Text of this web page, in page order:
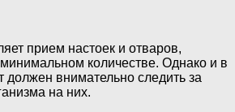
прием настоек и отваров,
количестве. Однако и в
должен внимательно следить за
на них.